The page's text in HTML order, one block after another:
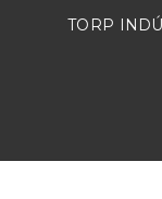
TORP